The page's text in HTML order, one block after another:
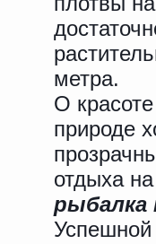
метра.
О
природе
отдыха
рыбалка